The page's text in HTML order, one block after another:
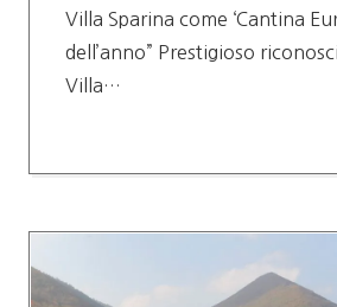
Villa Sparina come ‘Cantina
dell’anno” Prestigioso
Villa…